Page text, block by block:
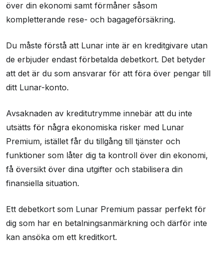
över din ekonomi samt förmåner såsom
kompletterande rese- och bagageförsäkring.
Du måste förstå att Lunar inte är en kreditgivare utan
de erbjuder endast förbetalda debetkort. Det betyder
att det är du som ansvarar för att föra över pengar till
ditt Lunar-konto.
Avsaknaden av kreditutrymme innebär att du inte
utsätts för några ekonomiska risker med Lunar
Premium, istället får du tillgång till tjänster och
funktioner som låter dig ta kontroll över din ekonomi,
få översikt över dina utgifter och stabilisera din
finansiella situation.
Ett debetkort som Lunar Premium passar perfekt för
dig som har en betalningsanmärkning och därför inte
kan ansöka om ett kreditkort.